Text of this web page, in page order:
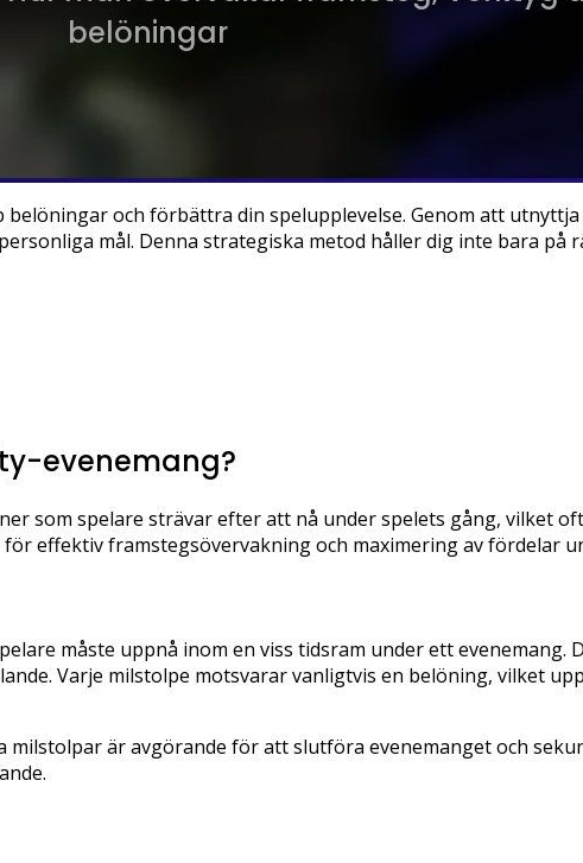
belöningar
och förbättra din spelupplevelse. Genom att
mål. Denna strategiska metod håller dig inte bara på
evenemang?
som spelare strävar efter att nå under spelets gång, vilket
effektiv framstegsövervakning och maximering av fördelar
måste uppnå inom en viss tidsram under ett evenemang.
Varje milstolpe motsvarar vanligtvis en belöning, vilket
är avgörande för att slutföra evenemanget och